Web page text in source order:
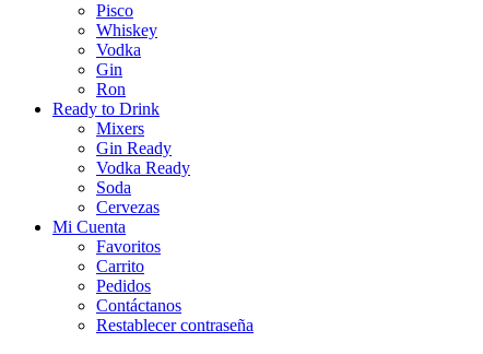
Pisco
Whiskey
Vodka
Gin
Ron
Ready to Drink
Mixers
Gin Ready
Vodka Ready
Soda
Cervezas
Mi Cuenta
Favoritos
Carrito
Pedidos
Contáctanos
Restablecer contraseña